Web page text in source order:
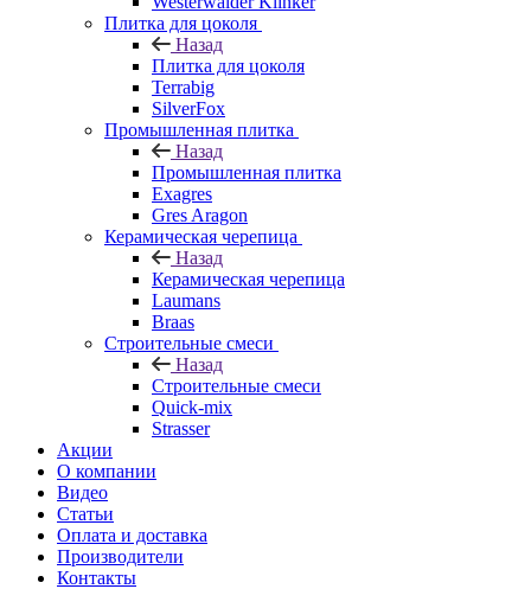
Плитка для цоколя
Назад
Плитка для цоколя
Terrabig
SilverFox
Промышленная плитка
Назад
Промышленная плитка
Exagres
Gres Aragon
Керамическая черепица
Назад
Керамическая черепица
Laumans
Braas
Строительные смеси
Назад
Строительные смеси
Quick-mix
Strasser
Акции
О компании
Видео
Статьи
Оплата и доставка
Производители
Контакты